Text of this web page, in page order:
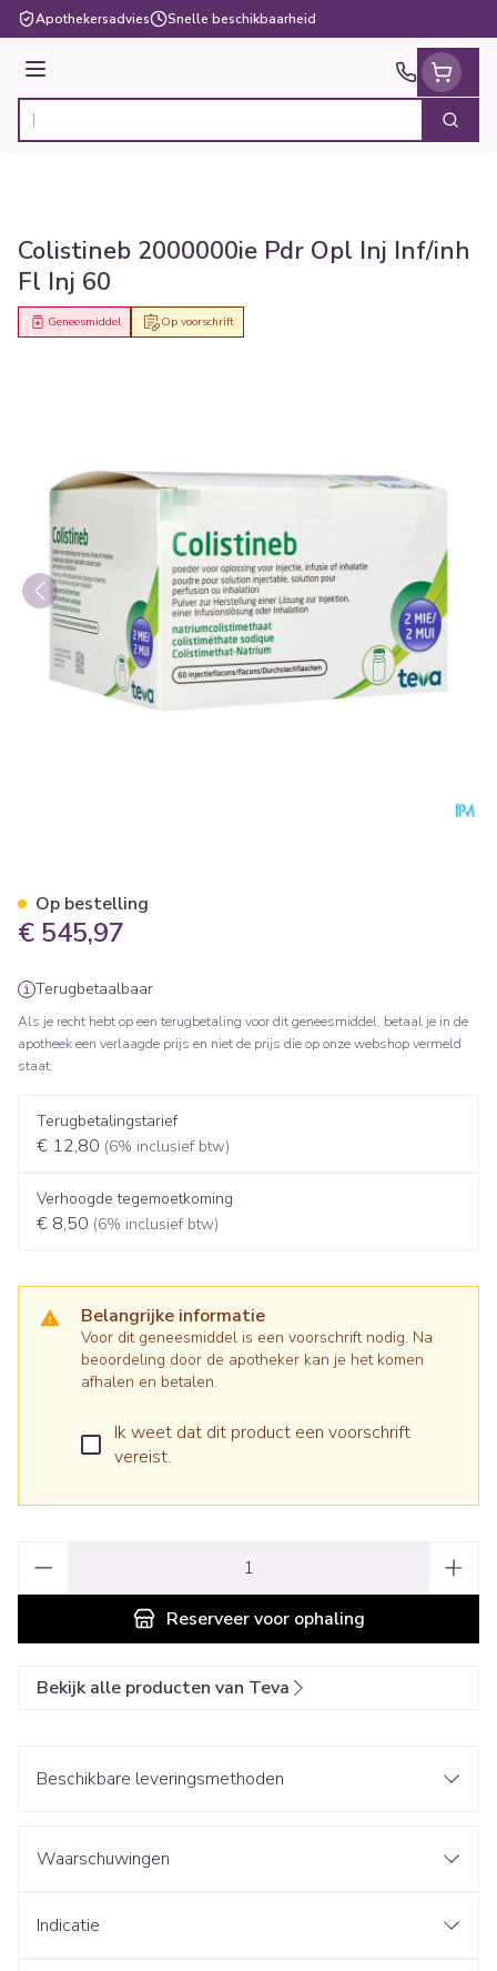
Ga naar de inhoud
Apothekersadvies Snelle beschikbaarheid
Menu
Product, merk, categorie... Zoek
Colistineb 2000000ie Pdr Opl Inj Inf/inh
Fl Inj 60
Op voorschrift
Geneesmiddel
€ 545,97
Terugbetaalbaar
Als je recht hebt op een terugbetaling voor dit geneesmiddel, betaal je in de
apotheek een verlaagde prijs en niet de prijs die op onze webshop vermeld
staat.
Terugbetalingstarief
€ 12,80 (6% inclusief btw)
Verhoogde tegemoetkoming
€ 8,50 (6% inclusief btw)
Belangrijke informatie
Voor dit geneesmiddel is een voorschrift nodig. Na
beoordeling door de apotheker kan je het komen
afhalen en betalen.
Ik weet dat dit product een voorschrift
vereist.
Reserveervoor ophaling
Op bestelling
Bekijk alle producten van Teva
Beschikbare leveringsmethoden
Waarschuwingen
Indicatie